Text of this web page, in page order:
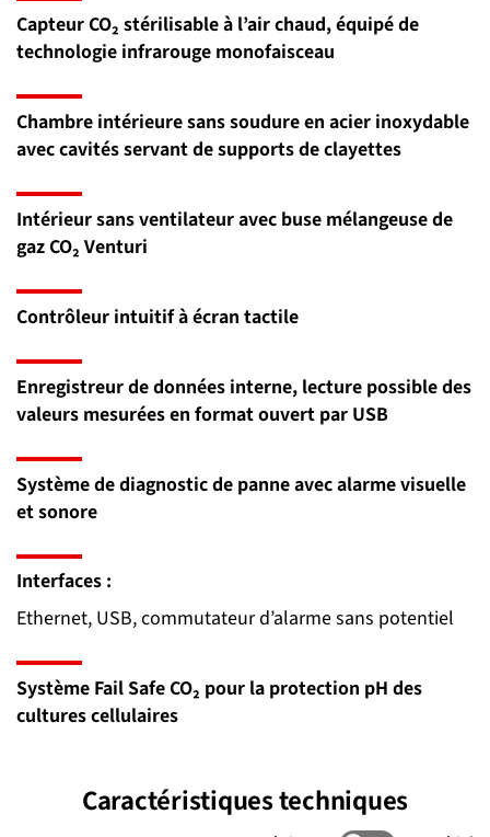
Capteur CO₂ stérilisable à l’air chaud, équipé de
technologie infrarouge monofaisceau
Chambre intérieure sans soudure en acier inoxydable
avec cavités servant de supports de clayettes
Intérieur sans ventilateur avec buse mélangeuse de
gaz CO₂ Venturi
Contrôleur intuitif à écran tactile
Enregistreur de données interne, lecture possible des
valeurs mesurées en format ouvert par USB
Système de diagnostic de panne avec alarme visuelle
et sonore
Interfaces :
Ethernet, USB, commutateur d’alarme sans potentiel
Système Fail Safe CO₂ pour la protection pH des
cultures cellulaires
Caractéristiques techniques